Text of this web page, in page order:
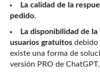
La calidad de la
pedido.
La disponibilidad de
usuarios gratuitos debido
existe una forma de
versión PRO de ChatGPT.